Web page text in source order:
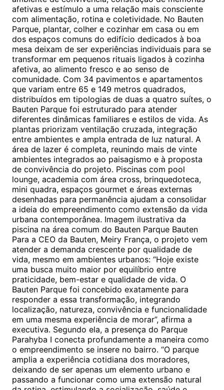
afetivas e estímulo a uma relação mais consciente
com alimentação, rotina e coletividade. No Bauten
Parque, plantar, colher e cozinhar em casa ou em
dos espaços comuns do edifício dedicados à boa
mesa deixam de ser experiências individuais para se
transformar em pequenos rituais ligados à cozinha
afetiva, ao alimento fresco e ao senso de
comunidade. Com 34 pavimentos e apartamentos
que variam entre 65 e 149 metros quadrados,
distribuídos em tipologias de duas a quatro suítes, o
Bauten Parque foi estruturado para atender
diferentes dinâmicas familiares e estilos de vida. As
plantas priorizam ventilação cruzada, integração
entre ambientes e ampla entrada de luz natural. A
área de lazer é completa, reunindo mais de vinte
ambientes integrados ao paisagismo e à proposta
de convivência do projeto. Piscinas com pool
lounge, academia com área cross, brinquedoteca,
mini quadra, espaços gourmet e áreas externas
desenhadas para permanência ajudam a consolidar
a ideia do empreendimento como extensão da vida
urbana contemporânea. Imagem ilustrativa da
piscina na área comum do Bauten Parque Bauten
Para a CEO da Bauten, Meiry França, o projeto vem
atender a demanda crescente por qualidade de
vida, mesmo em ambientes urbanos: “Hoje existe
uma busca muito maior por equilíbrio entre
praticidade, bem-estar e qualidade de vida. O
Bauten Parque foi concebido exatamente para
responder a essa transformação, integrando
localização, natureza, convivência e funcionalidade
em uma mesma experiência de morar”, afirma a
executiva. Segundo ela, a presença do Parque
Parahyba I conecta profundamente a maneira como
o empreendimento se insere no bairro. “O parque
amplia a experiência cotidiana dos moradores,
deixando de ser apenas um elemento urbano e
passando a funcionar como uma extensão natural